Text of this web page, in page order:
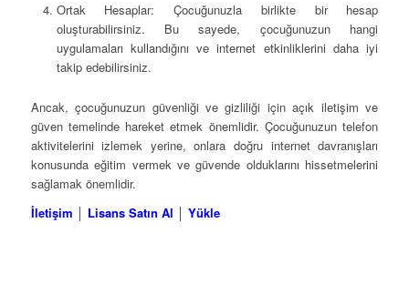
Ortak Hesaplar: Çocuğunuzla birlikte bir hesap
oluşturabilirsiniz. Bu sayede, çocuğunuzun hangi
uygulamaları kullandığını ve internet etkinliklerini daha iyi
takip edebilirsiniz.
Ancak, çocuğunuzun güvenliği ve gizliliği için açık iletişim ve
güven temelinde hareket etmek önemlidir. Çocuğunuzun telefon
aktivitelerini izlemek yerine, onlara doğru internet davranışları
konusunda eğitim vermek ve güvende olduklarını hissetmelerini
sağlamak önemlidir.
İletişim │ Lisans Satın Al │ Yükle